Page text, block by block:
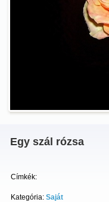
Egy szál rózsa
Címkék:
Kategória: Saját